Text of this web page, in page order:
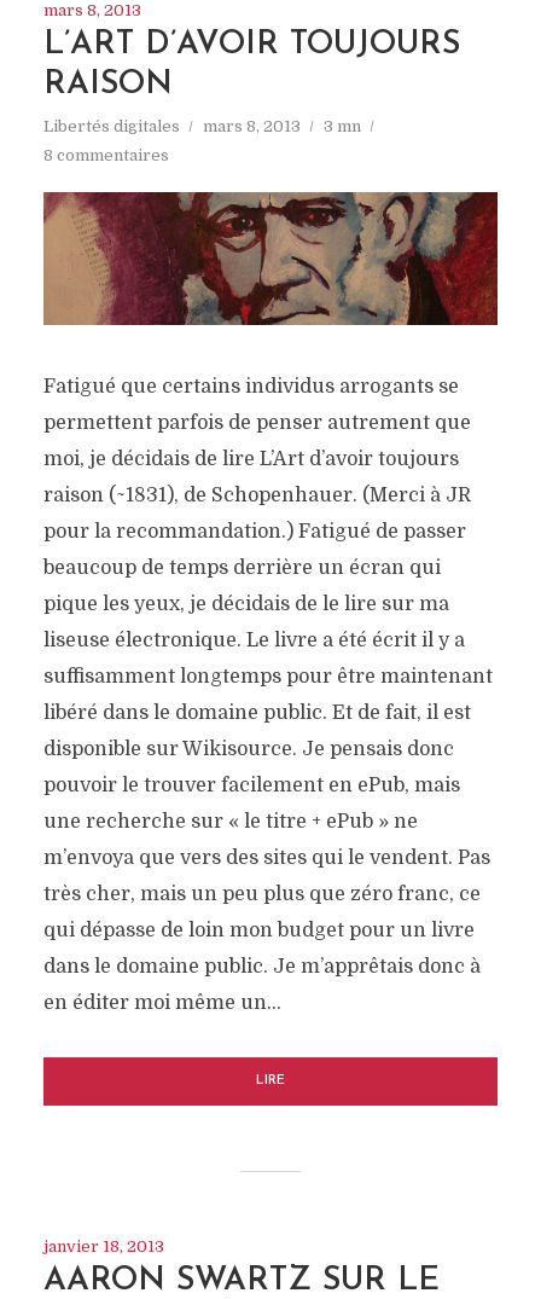
mars 8, 2013
L’ART D’AVOIR TOUJOURS
RAISON
Libertés digitales mars 8, 2013
3 mn
8 commentaires
Fatigué que certains individus arrogants se
permettent parfois de penser autrement que
moi, je décidais de lire L’Art d’avoir toujours
raison (~1831), de Schopenhauer. (Merci à JR
pour la recommandation.) Fatigué de passer
beaucoup de temps derrière un écran qui
pique les yeux, je décidais de le lire sur ma
liseuse électronique. Le livre a été écrit il y a
suffisamment longtemps pour être maintenant
libéré dans le domaine public. Et de fait, il est
disponible sur Wikisource. Je pensais donc
pouvoir le trouver facilement en ePub, mais
une recherche sur « le titre + ePub » ne
m’envoya que vers des sites qui le vendent. Pas
très cher, mais un peu plus que zéro franc, ce
qui dépasse de loin mon budget pour un livre
dans le domaine public. Je m’apprêtais donc à
en éditer moi même un…
LIRE
janvier 18, 2013
AARON SWARTZ SUR LE